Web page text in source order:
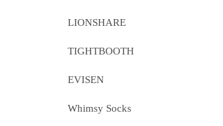
LIONSHARE
TIGHTBOOTH
EVISEN
Whimsy Socks